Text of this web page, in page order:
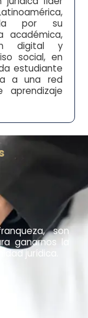
por su
académica,
digital y
social, en
estudiante
a una red
aprendizaje
son
ganarnos la
jurídica.